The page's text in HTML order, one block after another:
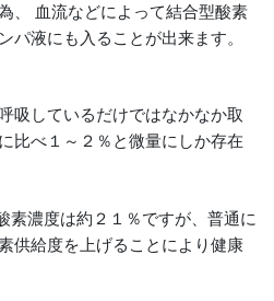
、 血流などによって結合型酸素
パ液にも入ることが出来ます。
吸しているだけではなかなか取
比べ１～２％と微量にしか存在
素濃度は約２１％ですが、普通に
供給度を上げることにより健康